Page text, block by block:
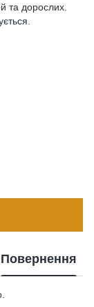
та дорослих.
Повернення